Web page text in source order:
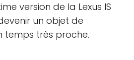
version de la Lexus IS
un objet de
temps très proche.